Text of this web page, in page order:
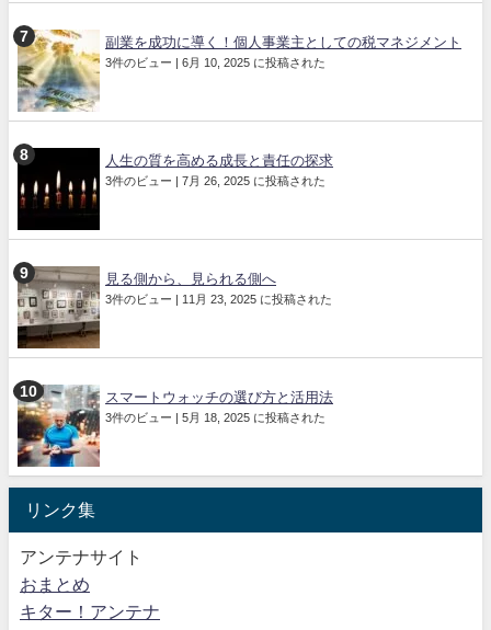
副業を成功に導く！個人事業主としての税マネジメント
3件のビュー | 6月 10, 2025 に投稿された
人生の質を高める成長と責任の探求
3件のビュー | 7月 26, 2025 に投稿された
見る側から、見られる側へ
3件のビュー | 11月 23, 2025 に投稿された
スマートウォッチの選び方と活用法
3件のビュー | 5月 18, 2025 に投稿された
リンク集
アンテナサイト
おまとめ
キター！アンテナ